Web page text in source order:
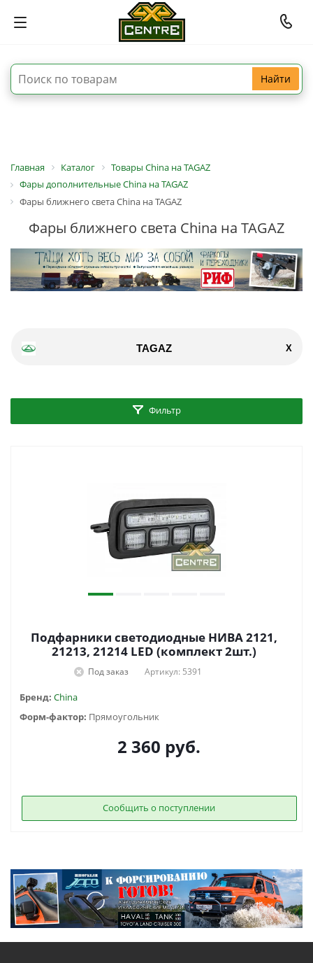
Найти
Главная Каталог
Товары China на TAGAZ
Фары дополнительные China на TAGAZ
Фары ближнего света China на TAGAZ
Фары ближнего света China на TAGAZ
TAGAZ X
Фильтр
Подфарники светодиодные НИВА 2121,
21213, 21214 LED (комплект 2шт.)
Под заказ Артикул: 5391
Бренд: China
Форм-фактор: Прямоугольник
2 360 руб.
Сообщить о поступлении